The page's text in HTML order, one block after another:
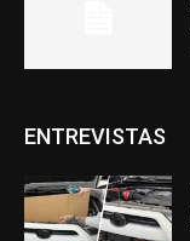
ENTREVISTAS